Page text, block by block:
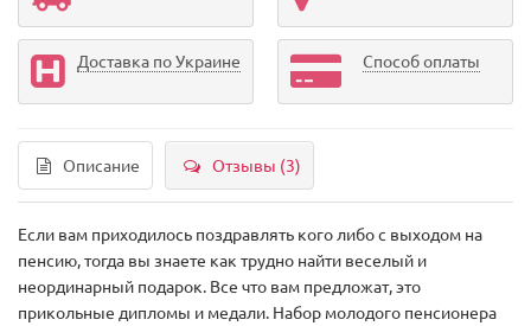
Доставка по Украине Способ оплаты
Описание Отзывы (3)
Если вам приходилось поздравлять кого либо с выходом на
пенсию, тогда вы знаете как трудно найти веселый и
неординарный подарок. Все что вам предложат, это
прикольные дипломы и медали. Набор молодого пенсионера